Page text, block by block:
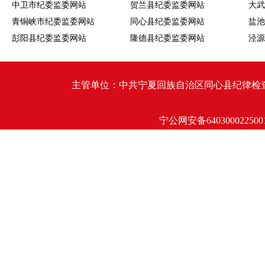
中卫市纪委监委网站
贺兰县纪委监委网站
大
青铜峡市纪委监委网站
同心县纪委监委网站
盐
彭阳县纪委监委网站
隆德县纪委监委网站 泾
主管单位：中共宁夏回族自治区同心县纪律检
宁公网安备